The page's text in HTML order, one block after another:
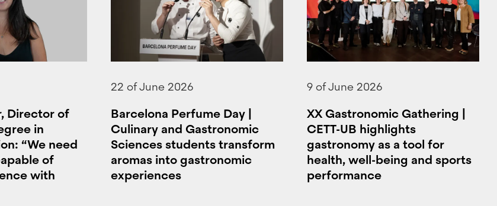
Director of
in
“We need
of
with
22 of June 2026
Barcelona Perfume Day |
Culinary and Gastronomic
Sciences students transform
aromas into gastronomic
experiences
9 of June 2026
XX Gastronomic Gathering |
CETT-UB highlights
gastronomy as a tool for
health, well-being and sports
performance